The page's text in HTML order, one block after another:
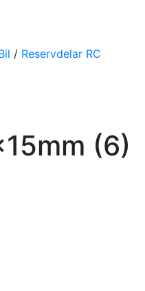
/ Reservdelar RC
(6)